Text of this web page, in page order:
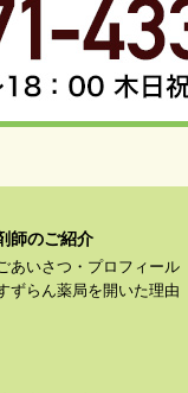
師のご紹介
あいさつ・プロフィール
ずらん薬局を開いた理由